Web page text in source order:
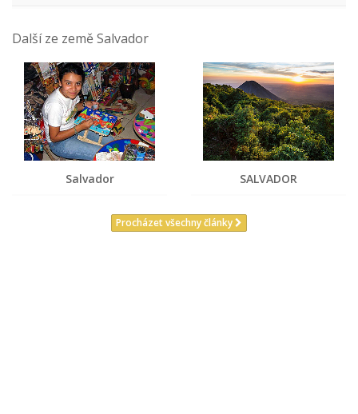
Další ze země Salvador
Salvador SALVADOR
Procházet všechny články